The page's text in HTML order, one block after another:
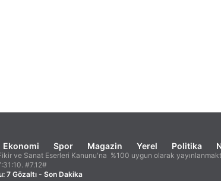
Ekonomi Spor Magazin Yerel Politika
ve Sanat Eserleri Kanunu'na %100 uygun olarak
#7.12#
7 Gözaltı - Son Dakika